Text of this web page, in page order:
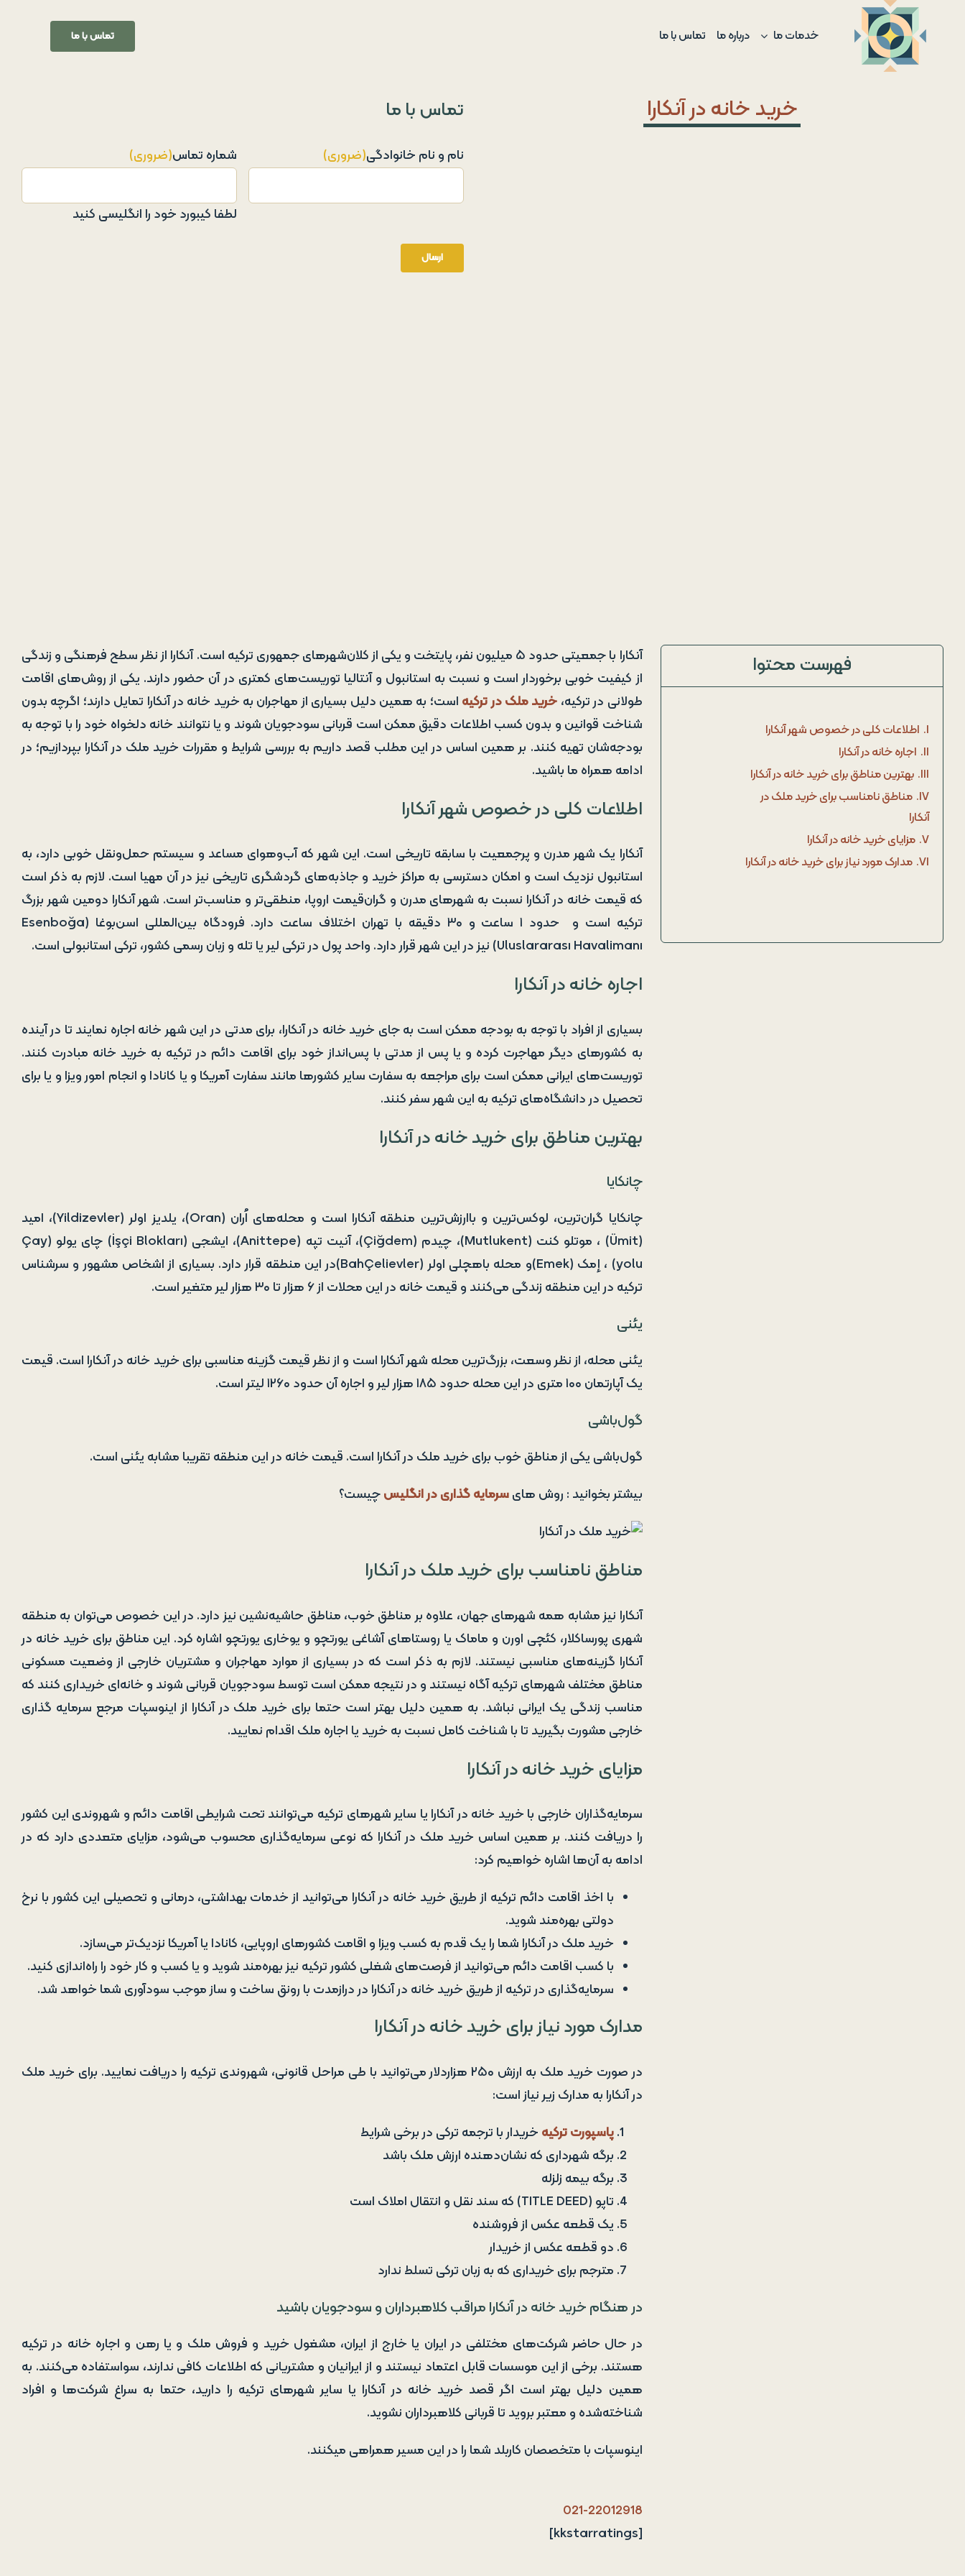
content
خدمات ما درباره ما تماس با ما تماس با ما
خرید خانه در آنکارا تماس با ما
نام و نام خانوادگی(ضروری) شماره تماس(ضروری)
لطفا کیبورد خود را انگلیسی کنید
فهرست محتوا
I. اطلاعات کلی در خصوص شهر آنکارا
II. اجاره خانه در آنکارا
III. بهترین مناطق برای خرید خانه در آنکارا
IV. مناطق نامناسب برای خرید ملک در
آنکارا
V. مزایای خرید خانه در آنکارا
VI. مدارک مورد نیاز برای خرید خانه در آنکارا
آنکارا با جمعیتی حدود ۵ میلیون نفر، پایتخت و یکی از کلان‌شهرهای جمهوری ترکیه است. آنکارا از نظر سطح فرهنگی و زندگی
از کیفیت خوبی برخوردار است و نسبت به استانبول و آنتالیا توریست‌های کمتری در آن حضور دارند. یکی از روش‌های اقامت
طولانی در ترکیه، خرید ملک در ترکیه است؛ به همین دلیل بسیاری از مهاجران به خرید خانه در آنکارا تمایل دارند؛ اگرچه بدون
شناخت قوانین و بدون کسب اطلاعات دقیق ممکن است قربانی سودجویان شوند و یا نتوانند خانه دلخواه خود را با توجه به
بودجه‌شان تهیه کنند. بر همین اساس در این مطلب قصد داریم به بررسی شرایط و مقررات خرید ملک در آنکارا بپردازیم؛ در
ادامه همراه ما باشید.
اطلاعات کلی در خصوص شهر آنکارا
آنکارا یک شهر مدرن و پرجمعیت با سابقه تاریخی است. این شهر که آب‌و‌هوای مساعد و سیستم حمل‌ونقل خوبی دارد، به
استانبول نزدیک است و امکان دسترسی به مراکز خرید و جاذبه‌های گردشگری تاریخی نیز در آن مهیا است. لازم به ذکر است
که قیمت خانه در آنکارا نسبت به شهرهای مدرن و گران‌قیمت اروپا، منطقی‌تر و مناسب‌تر است. شهر آنکارا دومین شهر بزرگ
ترکیه است و حدود ۱ ساعت و ۳۰ دقیقه با تهران اختلاف ساعت دارد. فرودگاه بین‌المللی اسن‌بوغا (Esenboğa
Uluslararası Havalimanı) نیز در این شهر قرار دارد. واحد پول در ترکی لیر یا تله و زبان رسمی کشور، ترکی استانبولی است.
اجاره خانه در آنکارا
بسیاری از افراد با توجه به بودجه ممکن است به جای خرید خانه در آنکارا، برای مدتی در این شهر خانه اجاره نمایند تا در آینده
به کشورهای دیگر مهاجرت کرده و یا پس از مدتی با پس‌انداز خود برای اقامت دائم در ترکیه به خرید خانه مبادرت کنند.
توریست‌های ایرانی ممکن است برای مراجعه به سفارت سایر کشورها مانند سفارت آمریکا و یا کانادا و انجام امور ویزا و یا برای
تحصیل در دانشگاه‌های ترکیه به این شهر سفر کنند.
بهترین مناطق برای خرید خانه در آنکارا
چانکایا
چانکایا گران‌ترین، لوکس‌ترین و باارزش‌ترین منطقه آنکارا است و محله‌های اُران (Oran)، یلدیز اولر (Yildizevler)، امید
(Ümit) ، موتلو کنت (Mutlukent)، چیدم (Çiğdem)، آنیت تپه (Anittepe)، ایشجی (İşçi Blokları) چای یولو (Çay
yolu) ، إمک (Emek)و محله باهچلی اولر (BahÇelievler)در این منطقه قرار دارد. بسیاری از اشخاص مشهور و سرشناس
ترکیه در این منطقه زندگی می‌کنند و قیمت خانه در این محلات از ۶ هزار تا ۳۰ هزار لیر متغیر است.
یئنی‌
یئنی محله، از نظر وسعت، بزرگ‌ترین محله شهر آنکارا است و از نظر قیمت گزینه مناسبی برای خرید خانه در آنکارا است. قیمت
یک آپارتمان ۱۰۰ متری در این محله حدود ۱۸۵ هزار لیر و اجاره آن حدود ۱۲۶۰ لیتر است.
گول‌باشی
گول‌باشی یکی از مناطق خوب برای خرید ملک در آنکارا است. قیمت خانه در این منطقه تقریبا مشابه یئنی است.
بیشتر بخوانید : روش هایسرمایه گذاری در انگلیسچیست؟
مناطق نامناسب برای خرید ملک در آنکارا
آنکارا نیز مشابه همه شهرهای جهان، علاوه بر مناطق خوب، مناطق حاشیه‌نشین نیز دارد. در این خصوص می‌توان به منطقه
شهری پورساکلار، کئچی اورن و ماماک یا روستاهای آشاغی یورتچو و یوخاری یورتچو اشاره کرد. این مناطق برای خرید خانه در
آنکارا گزینه‌های مناسبی نیستند. لازم به ذکر است که در بسیاری از موارد مهاجران و مشتریان خارجی از وضعیت مسکونی
مناطق مختلف شهرهای ترکیه آگاه نیستند و در نتیجه ممکن است توسط سودجویان قربانی شوند و خانه‌ای خریداری کنند که
مناسب زندگی یک ایرانی نباشد. به همین دلیل بهتر است حتما برای خرید ملک در آنکارا از اینوسپات مرجع سرمایه گذاری
خارجی مشورت بگیرید تا با شناخت کامل نسبت به خرید یا اجاره ملک اقدام نمایید.
مزایای خرید خانه در آنکارا
سرمایه‌گذاران خارجی با خرید خانه در آنکارا یا سایر شهرهای ترکیه می‌توانند تحت شرایطی اقامت دائم و شهروندی این کشور
را دریافت کنند. بر همین اساس خرید ملک در آنکارا که نوعی سرمایه‌گذاری محسوب می‌شود، مزایای متعددی دارد که در
ادامه به آن‌ها اشاره خواهیم کرد:
با اخذ اقامت دائم ترکیه از طریق خرید خانه در آنکارا می‌توانید از خدمات بهداشتی، درمانی و تحصیلی این کشور با نرخ
دولتی بهره‌مند شوید.
خرید ملک در آنکارا شما را یک قدم به کسب ویزا و اقامت کشورهای اروپایی، کانادا یا آمریکا نزدیک‌تر می‌سازد.
با کسب اقامت دائم می‌توانید از فرصت‌های شغلی کشور ترکیه نیز بهره‌مند شوید و یا کسب و کار خود را راه‌اندازی کنید.
سرمایه‌گذاری در ترکیه از طریق خرید خانه در آنکارا در درازمدت با رونق ساخت و ساز موجب سودآوری شما خواهد شد.
مدارک مورد نیاز برای خرید خانه در آنکارا
در صورت خرید ملک به ارزش ۲۵۰ هزاردلار می‌توانید با طی مراحل قانونی، شهروندی ترکیه را دریافت نمایید. برای خرید ملک
در آنکارا به مدارک زیر نیاز است:
پاسپورت ترکیه خریدار با ترجمه ترکی در برخی شرایط
برگه شهرداری که نشان‌دهنده ارزش ملک باشد
برگه بیمه‌ زلزله
تاپو (TITLE DEED) که سند نقل و انتقال املاک است
یک قطعه عکس از فروشنده
دو قطعه عکس از خریدار
مترجم برای خریداری که به زبان ترکی تسلط ندارد
در هنگام خرید خانه در آنکارا مراقب کلاهبرداران و سودجویان باشید
در حال حاضر شرکت‌های مختلفی در ایران یا خارج از ایران، مشغول خرید و فروش ملک و یا رهن و اجاره خانه در ترکیه
هستند. برخی از این موسسات قابل اعتماد نیستند و از ایرانیان و مشتریانی که اطلاعات کافی ندارند، سواستفاده می‌کنند. به
همین دلیل بهتر است اگر قصد خرید خانه در آنکارا یا سایر شهرهای ترکیه را دارید، حتما به سراغ شرکت‌ها و افراد
شناخته‌شده و معتبر بروید تا قربانی کلاهبرداران نشوید.
اینوسپات با متخصصان کاربلد شما را در این مسیر همراهی میکنند.
021-22012918
[kkstarratings]